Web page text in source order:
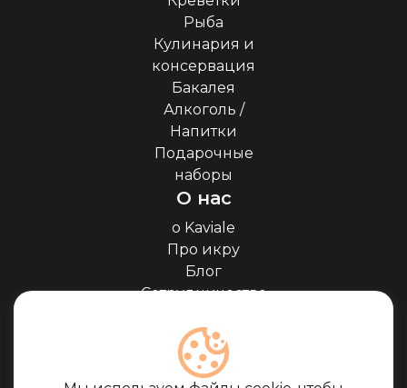
Рыба
Кулинария и
консервация
Бакалея
Алкоголь /
Напитки
Подарочные
наборы
О нас
о Kaviale
Про икру
Блог
Сотрудничество
Сертификаты
Часто задоваемые
вопросы